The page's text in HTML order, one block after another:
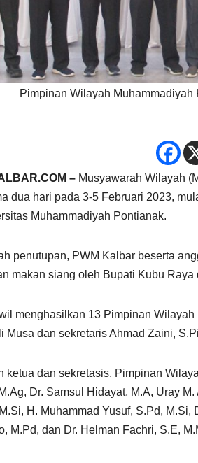
Pimpinan Wilayah
– Musyawarah Wilayah
dua hari pada 3-5 Februari 2023,
Muhammadiyah Pontianak.
penutupan, PWM Kalbar beserta
makan siang oleh Bupati Kubu
menghasilkan 13 Pimpinan
Musa dan sekretaris Ahmad Zaini,
ketua dan sekretasis, Pimpinan
Dr. Samsul Hidayat, M.A, Uray
H. Muhammad Yusuf, S.Pd,
M.Pd, dan Dr. Helman Fachri, S.E,